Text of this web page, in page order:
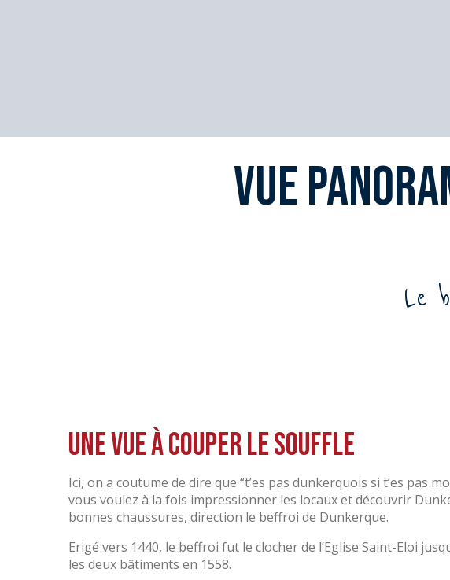
Vue
Le
Une vue à couper le souffle
Ici, on a coutume de dire que “t’es pas dunkerquois si t’es pas
vous voulez à la fois impressionner les locaux et découvrir
bonnes chaussures, direction le beffroi de Dunkerque.
Erigé vers 1440, le beffroi fut le clocher de l’Eglise Saint-Eloi
les deux bâtiments en 1558.